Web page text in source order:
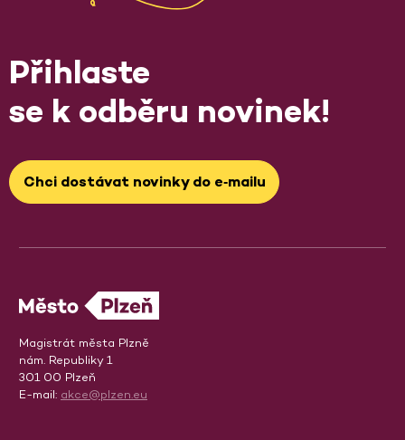
Přihlaste
se k odběru novinek!
Chci dostávat novinky do e‑mailu
Magistrát města Plzně
nám. Republiky 1
301 00 Plzeň
E-mail: akce@plzen.eu